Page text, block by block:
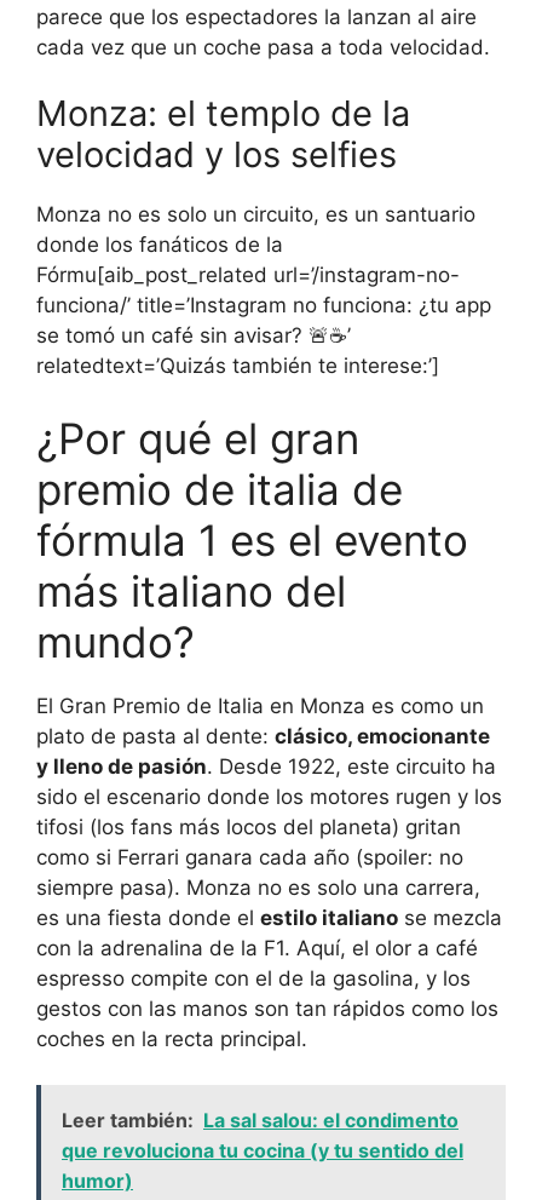
parece que los espectadores la lanzan al aire
cada vez que un coche pasa a toda velocidad.
Monza: el templo de la
velocidad y los selfies
Monza no es solo un circuito, es un santuario
donde los fanáticos de la
Fórmu[aib_post_related url=’/instagram-no-
funciona/’ title=’Instagram no funciona: ¿tu app
se tomó un café sin avisar? 🚨☕’
relatedtext=’Quizás también te interese:’]
¿Por qué el gran
premio de italia de
fórmula 1 es el evento
más italiano del
mundo?
El Gran Premio de Italia en Monza es como un
plato de pasta al dente: clásico, emocionante
y lleno de pasión. Desde 1922, este circuito ha
sido el escenario donde los motores rugen y los
tifosi (los fans más locos del planeta) gritan
como si Ferrari ganara cada año (spoiler: no
siempre pasa). Monza no es solo una carrera,
es una fiesta donde el estilo italiano se mezcla
con la adrenalina de la F1. Aquí, el olor a café
espresso compite con el de la gasolina, y los
gestos con las manos son tan rápidos como los
coches en la recta principal.
Leer también: La sal salou: el condimento
que revoluciona tu cocina (y tu sentido del
humor)